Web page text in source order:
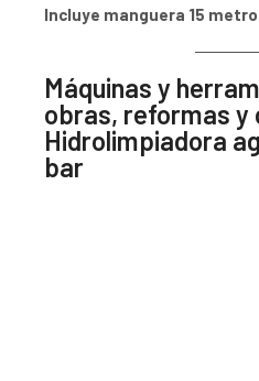
Incluye manguera 15
Máquinas y
obras, reformas y
Hidrolimpiadora
bar